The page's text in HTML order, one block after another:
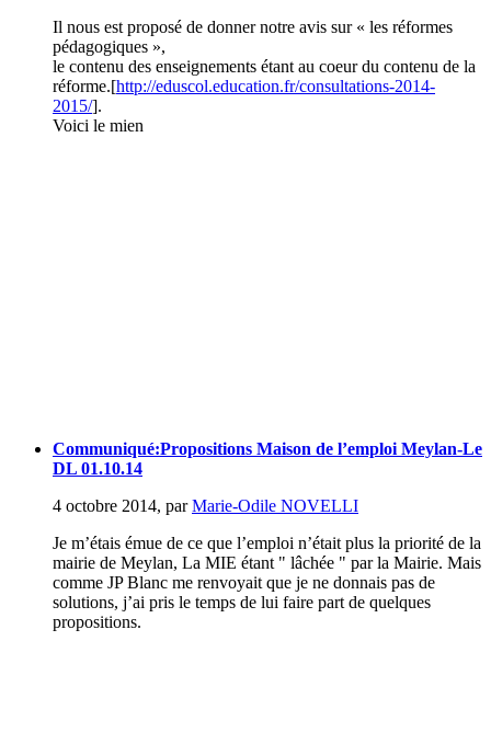
Il nous est proposé de donner notre avis sur « les réformes
pédagogiques »,
le contenu des enseignements étant au coeur du contenu de la
réforme.[http://eduscol.education.fr/consultations-2014-
2015/].
Voici le mien
Communiqué:Propositions Maison de l’emploi Meylan-Le
DL 01.10.14
4 octobre 2014, parMarie-Odile NOVELLI
Je m’étais émue de ce que l’emploi n’était plus la priorité de la
mairie de Meylan, La MIE étant " lâchée " par la Mairie. Mais
comme JP Blanc me renvoyait que je ne donnais pas de
solutions, j’ai pris le temps de lui faire part de quelques
propositions.